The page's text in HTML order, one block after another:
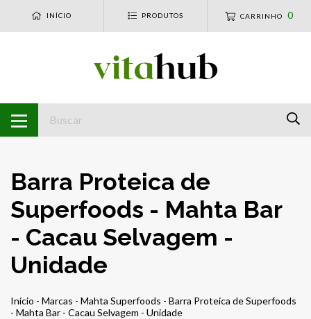
INÍCIO PRODUTOS CARRINHO 0
Barra Proteica de
Superfoods - Mahta Bar
- Cacau Selvagem -
Unidade
Início - Marcas - Mahta Superfoods - Barra Proteica de Superfoods
- Mahta Bar - Cacau Selvagem - Unidade